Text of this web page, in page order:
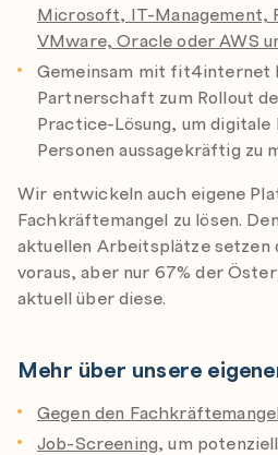
Microsoft, IT-Management,
VMware, Oracle oder AWS
Gemeinsam mit fit4internet
Partnerschaft zum Rollout
Practice-Lösung, um digitale
Personen aussagekräftig zu
Wir entwickeln auch eigene
Fachkräftemangel zu lösen.
aktuellen Arbeitsplätze setzen
voraus, aber nur 67% der
aktuell über diese.
Mehr über unsere
Gegen den Fachkräftemangel
Job-Screening, um